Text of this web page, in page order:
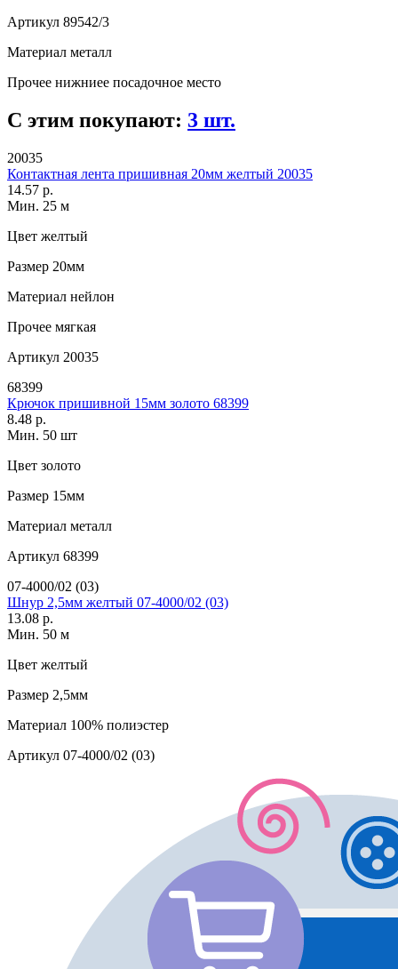
Артикул 89542/3
Материал металл
Прочее нижниее посадочное место
С этим покупают: 3 шт.
20035
Контактная лента пришивная 20мм желтый 20035
14.57 р.
Мин. 25 м
Цвет желтый
Размер 20мм
Материал нейлон
Прочее мягкая
Артикул 20035
68399
Крючок пришивной 15мм золото 68399
8.48 р.
Мин. 50 шт
Цвет золото
Размер 15мм
Материал металл
Артикул 68399
07-4000/02 (03)
Шнур 2,5мм желтый 07-4000/02 (03)
13.08 р.
Мин. 50 м
Цвет желтый
Размер 2,5мм
Материал 100% полиэстер
Артикул 07-4000/02 (03)